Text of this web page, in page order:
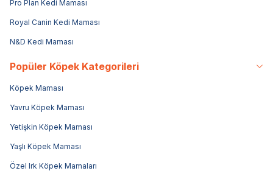
Pro Plan Kedi Maması
Royal Canin Kedi Maması
N&D Kedi Maması
Popüler Köpek Kategorileri
Köpek Maması
Yavru Köpek Maması
Yetişkin Köpek Maması
Yaşlı Köpek Maması
Özel Irk Köpek Mamaları